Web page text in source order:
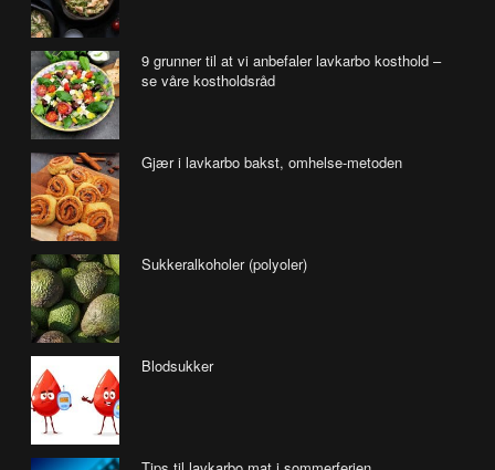
9 grunner til at vi anbefaler lavkarbo kosthold –
se våre kostholdsråd
Gjær i lavkarbo bakst, omhelse-metoden
Sukkeralkoholer (polyoler)
Blodsukker